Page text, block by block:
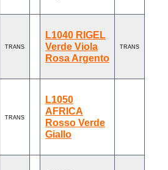
TRANS
L1040 RIGEL
Verde Viola
Rosa Argento
TRANS
TRANS
L1050
AFRICA
Rosso Verde
Giallo